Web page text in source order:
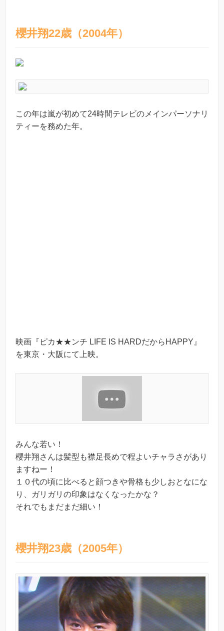
櫻井翔22歳（2004年）
この年は嵐が初めて24時間テレビのメインパーソナリ
ティーを務めた年。
映画『ピカ★★ンチ LIFE IS HARDだからHAPPY』
を東京・大阪にて上映。
みんな若い！
櫻井翔さんは髪型も襟足長めで程よいチャラさがあり
ますねー！
１０代の頃に比べると顔つきや骨格も少しおとなにな
り、ガリガリの印象はなくなったかな？
それでもまだまだ細い！
櫻井翔23歳（2005年）